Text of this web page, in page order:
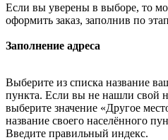
Если вы уверены в выборе, то
оформить заказ, заполнив по
Заполнение адреса
Выберите из списка название
пункта. Если вы не нашли свой
выберите значение «Другое
название своего населённого
Введите правильный индекс.